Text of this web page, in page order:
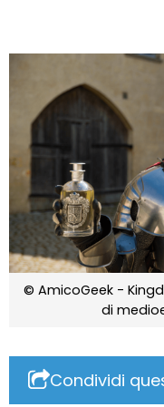
© AmicoGeek -
di
Condividi